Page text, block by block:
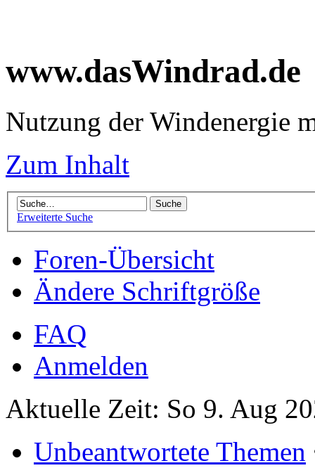
www.dasWindrad.de
Nutzung der Windenergie
Zum Inhalt
Erweiterte Suche
Foren-Übersicht
Ändere Schriftgröße
FAQ
Anmelden
Aktuelle Zeit: So 9. Aug
Unbeantwortete Themen